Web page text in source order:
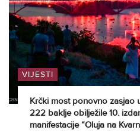
VIJESTI
Krčki most ponovno zasjao
222 baklje obilježile 10.
manifestacije “Oluja na